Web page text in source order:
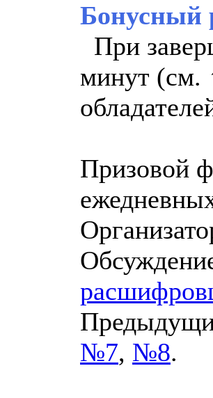
Бонусный
При
минут (см.
Призовой
№7, №8.